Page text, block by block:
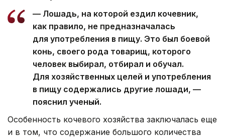
— Лошадь, на которой ездил кочевник,
как правило, не предназначалась
для употребления в пищу. Это был боевой
конь, своего рода товарищ, которого
человек выбирал, отбирал и обучал.
Для хозяйственных целей и употребления
в пищу содержались другие лошади, —
пояснил ученый.
Особенность кочевого хозяйства заключалась еще
и в том, что содержание большого количества